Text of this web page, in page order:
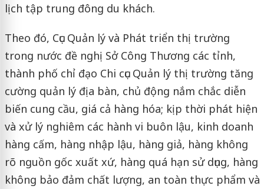
lịch tập trung đông du khách.
Theo đó, Cục Quản lý và Phát triển thị trường
trong nước đề nghị Sở Công Thương các tỉnh,
thành phố chỉ đạo Chi cục Quản lý thị trường tăng
cường quản lý địa bàn, chủ động nắm chắc diễn
biến cung cầu, giá cả hàng hóa; kịp thời phát hiện
và xử lý nghiêm các hành vi buôn lậu, kinh doanh
hàng cấm, hàng nhập lậu, hàng giả, hàng không
rõ nguồn gốc xuất xứ, hàng quá hạn sử dụng, hàng
không bảo đảm chất lượng, an toàn thực phẩm và